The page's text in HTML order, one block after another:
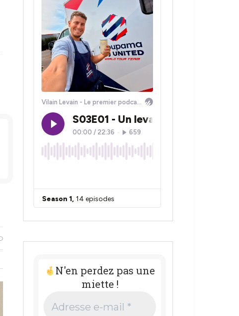
N'en perdez pas une
miette !
e-